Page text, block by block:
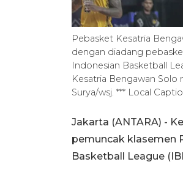
Pebasket Kesatria
dengan diadang
Indonesian Basketball
Kesatria Bengawan Solo
Surya/wsj. *** Local
Jakarta (ANTARA) -
pemuncak klasemen
Basketball League